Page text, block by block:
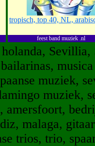
tropisch, top 40, NL,
feest band muziek .nl
holanda,
muziek,
muziek,
amersfoort,
malaga,
trios, trio,